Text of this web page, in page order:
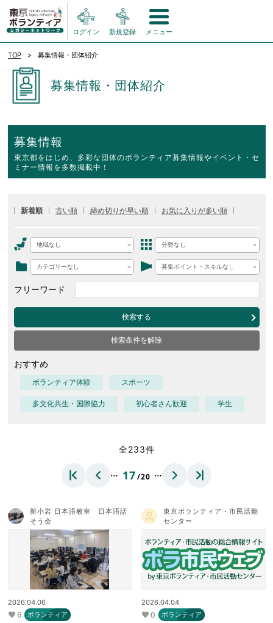
ログイン 新規登録 メニュー
TOP 募集情報・団体紹介
募集情報・団体紹介
募集情報
東京都をはじめ、多彩な団体のボランティア募集情報やイベント・セ
ミナー情報を多数掲載中！
新着順 古い順 締め切りが早い順 お気に入りが多い順
地域なし 分野なし
カテゴリーなし 募集ポイント・スキルなし
フリーワード
検索する
検索条件を解除
おすすめ
ボランティア体験 スポーツ
多文化共生・国際協力 初心者さん歓迎 学生
全233件
… 17/20 …
新小岩 日本語教室 日本語話
そう会
2026.04.06
6 ボランティア
東京ボランティア・市民活動
センター
2026.04.04
0 ボランティア